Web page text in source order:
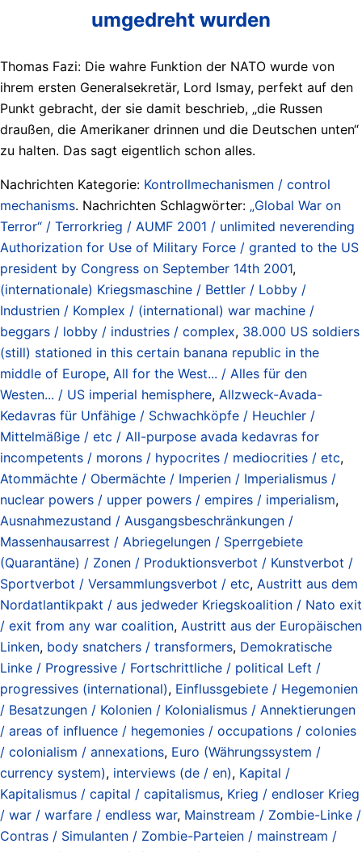
umgedreht wurden
Thomas Fazi: Die wahre Funktion der NATO wurde von
ihrem ersten Generalsekretär, Lord Ismay, perfekt auf den
Punkt gebracht, der sie damit beschrieb, „die Russen
draußen, die Amerikaner drinnen und die Deutschen unten“
zu halten. Das sagt eigentlich schon alles.
Nachrichten Kategorie: Kontrollmechanismen / control
mechanisms. Nachrichten Schlagwörter: „Global War on
Terror“ / Terrorkrieg / AUMF 2001 / unlimited neverending
Authorization for Use of Military Force / granted to the US
president by Congress on September 14th 2001,
(internationale) Kriegsmaschine / Bettler / Lobby /
Industrien / Komplex / (international) war machine /
beggars / lobby / industries / complex, 38.000 US soldiers
(still) stationed in this certain banana republic in the
middle of Europe, All for the West... / Alles für den
Westen... / US imperial hemisphere, Allzweck-Avada-
Kedavras für Unfähige / Schwachköpfe / Heuchler /
Mittelmäßige / etc / All-purpose avada kedavras for
incompetents / morons / hypocrites / mediocrities / etc,
Atommächte / Obermächte / Imperien / Imperialismus /
nuclear powers / upper powers / empires / imperialism,
Ausnahmezustand / Ausgangsbeschränkungen /
Massenhausarrest / Abriegelungen / Sperrgebiete
(Quarantäne) / Zonen / Produktionsverbot / Kunstverbot /
Sportverbot / Versammlungsverbot / etc, Austritt aus dem
Nordatlantikpakt / aus jedweder Kriegskoalition / Nato exit
/ exit from any war coalition, Austritt aus der Europäischen
Linken, body snatchers / transformers, Demokratische
Linke / Progressive / Fortschrittliche / political Left /
progressives (international), Einflussgebiete / Hegemonien
/ Besatzungen / Kolonien / Kolonialismus / Annektierungen
/ areas of influence / hegemonies / occupations / colonies
/ colonialism / annexations, Euro (Währungssystem /
currency system), interviews (de / en), Kapital /
Kapitalismus / capital / capitalismus, Krieg / endloser Krieg
/ war / warfare / endless war, Mainstream / Zombie-Linke /
Contras / Simulanten / Zombie-Parteien / mainstream /